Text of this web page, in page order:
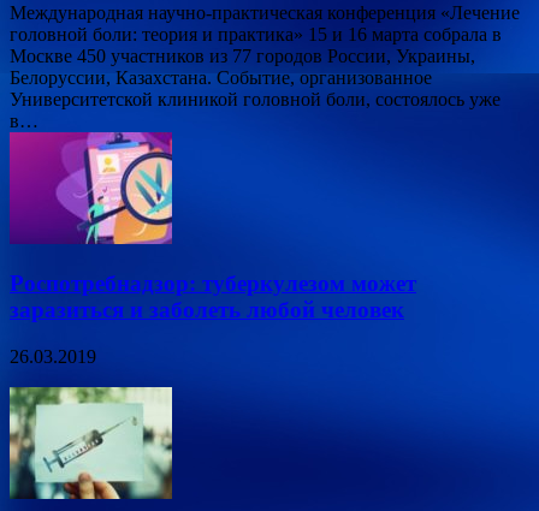
Международная научно-практическая конференция «Лечение
головной боли: теория и практика» 15 и 16 марта собрала в
Москве 450 участников из 77 городов России, Украины,
Белоруссии, Казахстана. Событие, организованное
Университетской клиникой головной боли, состоялось уже
в…
Роспотребнадзор: туберкулезом может
заразиться и заболеть любой человек
26.03.2019